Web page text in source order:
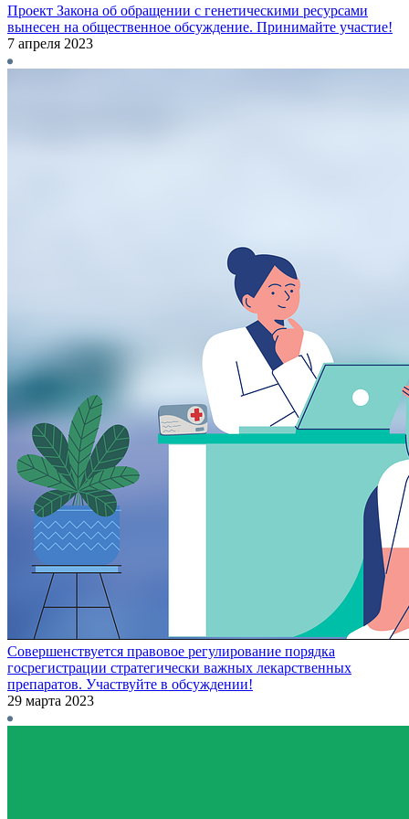
Проект Закона об обращении с генетическими ресурсами
вынесен на общественное обсуждение. Принимайте участие!
7 апреля 2023
Совершенствуется правовое регулирование порядка
госрегистрации стратегически важных лекарственных
препаратов. Участвуйте в обсуждении!
29 марта 2023